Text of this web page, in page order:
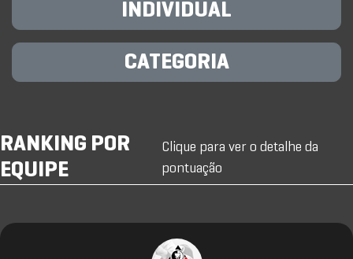
INDIVIDUAL
CATEGORIA
RANKING POR
EQUIPE
Clique para ver o detalhe da
pontuação